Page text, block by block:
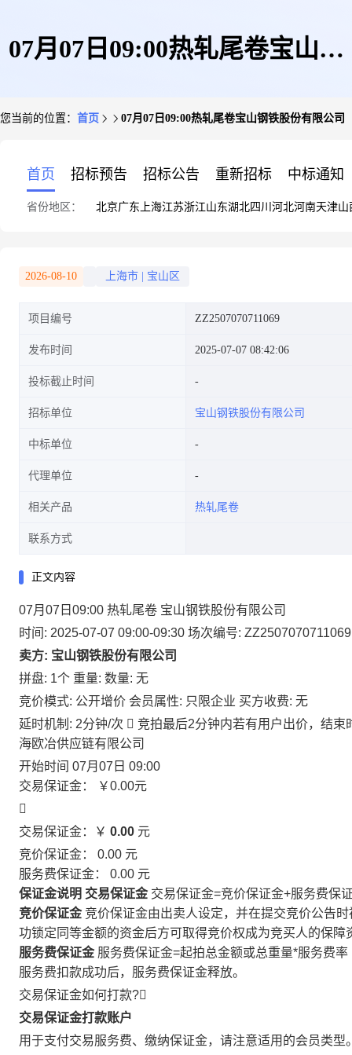
07月07日09:00热轧尾卷宝山钢
您当前的位置： 首页 07月07日09:00热轧尾卷宝山钢铁股份有限公司
首页 招标预告 招标公告 重新招标 中标通知
省份地区： 北京广东 上海江苏浙江山东湖北四川 河北河南天津山
2026-08-10 上海市 宝山区
项目编号 ZZ2507070711069
发布时间 2025-07-07 08:42:06
投标截止时间
招标单位 宝山钢铁股份有限公司
中标单位
代理单位
相关产品 热轧尾卷
联系方式
正文内容
07月07日09:00 热轧尾卷 宝山钢铁股份有限公司
时间: 2025-07-07 09:00-09:30 场次编号: ZZ2507070711069
卖方: 宝山钢铁股份有限公司
拼盘: 1个 重量: 数量: 无
竞价模式: 公开增价 会员属性: 只限企业 买方收费: 无
延时机制: 2分钟/次  竞拍最后2分钟内若有用户出价，结
海欧冶供应链有限公司
开始时间 07月07日 09:00
交易保证金：
￥0.00元

交易保证金：￥ 0.00 元
竞价保证金： 0.00 元
服务费保证金： 0.00 元
保证金说明 交易保证金 交易保证金=竞价保证金+服务费保
竞价保证金 竞价保证金由出卖人设定，并在提交竞价公告
功锁定同等金额的资金后方可取得竞价权成为竞买人的保障
服务费保证金 服务费保证金=起拍总金额或总重量*服务费率
服务费扣款成功后，服务费保证金释放。
交易保证金如何打款?
交易保证金打款账户
用于支付交易服务费、缴纳保证金，请注意适用的会员类型